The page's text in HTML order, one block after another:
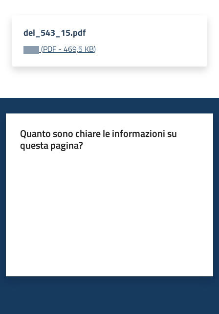
del_543_15.pdf
(PDF - 469,5 KB)
Quanto sono chiare le informazioni su
questa pagina?